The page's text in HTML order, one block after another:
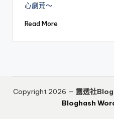
心劇荒～
Read More
Copyright 2026 — 露透社
Bloghash